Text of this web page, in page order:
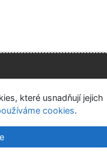
Nastavení cookies
Králové
Bohemia, s.r.o.
které usnadňují jejich
cookies.